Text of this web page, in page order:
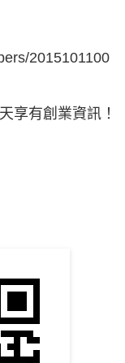
2015101100
享有創業資訊！